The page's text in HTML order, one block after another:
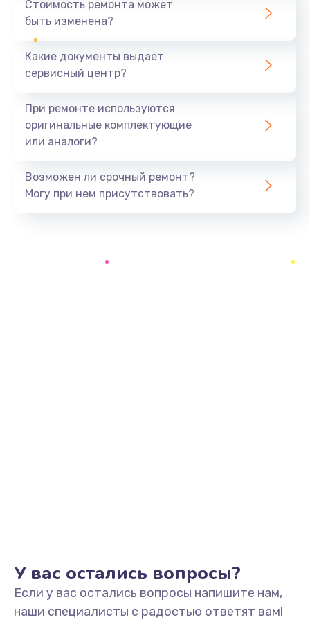
Ремонт южного моста
Замена батарейки BIOS
Заказать
Замена/Pемонт карбюратора
1300 руб.
Стоимость ремонта может
быть изменена?
Какие документы выдает
сервисный центр?
При ремонте используются
оригинальные комплектующие
или аналоги?
Возможен ли срочный ремонт?
Могу при нем присутствовать?
У вас остались вопросы?
Если у вас остались вопросы напишите нам,
наши специалисты с радостью ответят вам!